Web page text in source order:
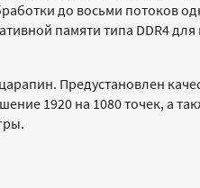
до восьми потоков
памяти типа DDR4
Предустановлен
1920 на 1080 точек, а